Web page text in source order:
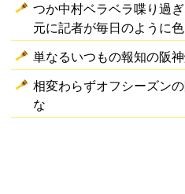
つか中村ベラベラ喋り過
元に記者が毎日のように
単なるいつもの報知の阪
相変わらずオフシーズン
な